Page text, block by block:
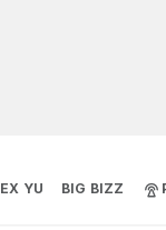
EX YU BIG BIZZ